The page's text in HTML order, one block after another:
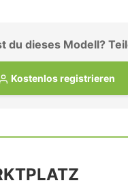
du dieses Modell?
Kostenlos registrieren